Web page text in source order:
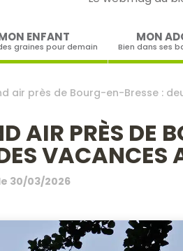
ENFANT
graines pour demain
MON
Bien dans ses
air près de Bourg-en-Bresse :
AIR PRÈS DE
VACANCES
30/03/2026